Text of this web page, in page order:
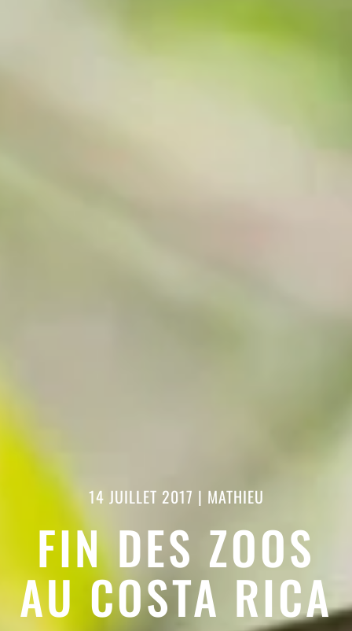
14 JUILLET 2017 | MATHIEU
FIN DES ZOOS
AU COSTA RICA